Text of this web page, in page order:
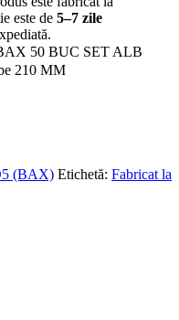
este de 5–7 zile
50 BUC SET ALB
210 MM
(BAX) Etichetă: Fabricat la